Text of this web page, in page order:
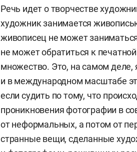
Речь идет о творчестве
художник занимается
живописец не может
не может обратиться к
множество. Это, на самом деле,
и в международном масштабе
если судить по тому, что
проникновения фотографии в
от неформальных, а потом от
странные вещи, сделанные